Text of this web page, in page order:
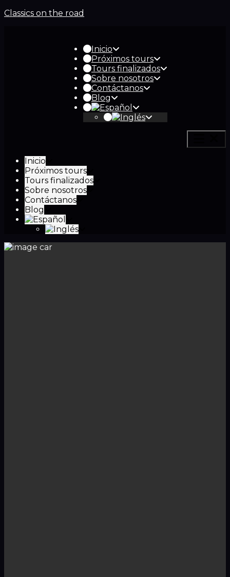
Classics on the road
Inicio
Próximos tours
Tours finalizados
Sobre nosotros
Contáctanos
Blog
Inicio
Próximos tours
Tours finalizados
Sobre nosotros
Contáctanos
Blog